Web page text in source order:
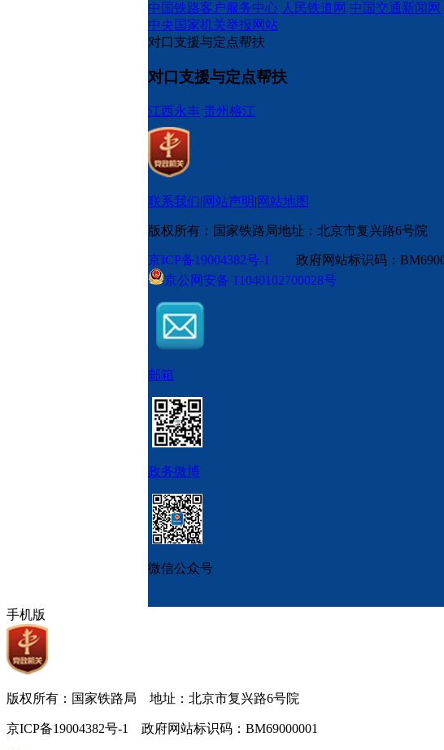
中国铁路客户服务中心 人民铁道网 中国交通新闻网
中央国家机关举报网站
对口支援与定点帮扶
对口支援与定点帮扶
江西永丰 贵州榕江
联系我们|网站声明|网站地图
版权所有：国家铁路局地址：北京市复兴路6号院
京ICP备19004382号-1
政府网站标识码：
京公网安备 11040102700028号
邮箱
政务微博
微信公众号
手机版
版权所有：国家铁路局 地址：北京市复兴路6号院
京ICP备19004382号-1 政府网站标识码：BM69000001